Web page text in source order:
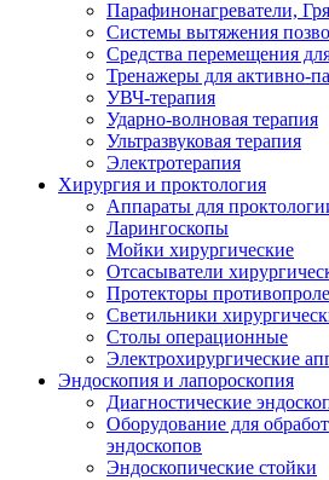
Парафинонагреватели,
Системы вытяжения
Средства перемещения
Тренажеры для активно-
УВЧ-терапия
Ударно-волновая терапия
Ультразвуковая терапия
Электротерапия
Хирургия и проктология
Аппараты для
Ларингоскопы
Мойки хирургические
Отсасыватели
Протекторы
Светильники
Столы операционные
Электрохирургические
Эндоскопия и лапороскопия
Диагностические
Оборудование для
эндоскопов
Эндоскопические стойки